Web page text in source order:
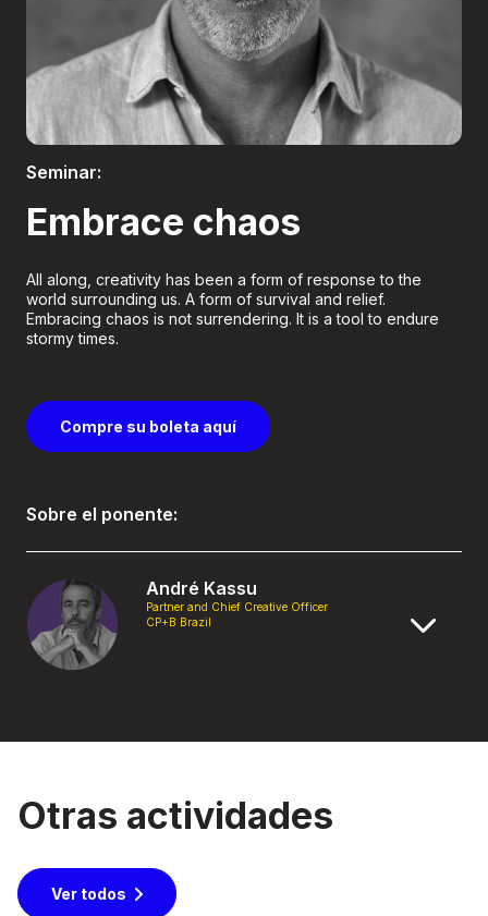
Seminar:
Embrace chaos
All along, creativity has been a form of response to the
world surrounding us. A form of survival and relief.
Embracing chaos is not surrendering. It is a tool to endure
stormy times.
Compre su boleta aquí
Sobre el ponente:
André Kassu
Partner and Chief Creative Officer
CP+B Brazil
Otras actividades
Ver todos